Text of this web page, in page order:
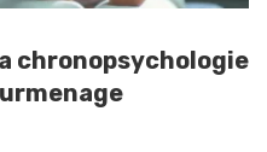
chronopsychologie